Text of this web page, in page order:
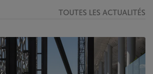
TOUTES LES ACTUALITÉS